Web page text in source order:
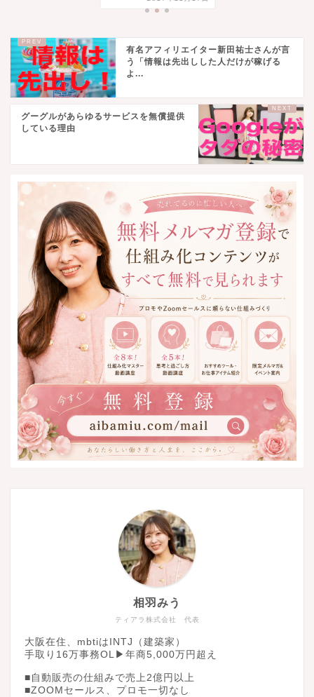
有名アフィリエイター新田祐士さんが言
う「情報は先出しした人だけが稼げる
よ...
グーグルがあらゆるサービスを無償提供
している理由
ティアラ株式会社 代表
相羽みう
大阪在住、mbtiはINTJ（建築家）
手取り16万事務OL▶︎年商5,000万円超え
■自動販売の仕組みで売上2億円以上
■ZOOMセールス、プロモ一切なし